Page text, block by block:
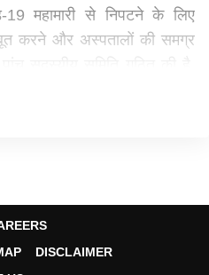
19 महामारी से निपटने के लिए
करने और अस्पतालों की समग्र
के कुलपति डॉ महेश वर्मा,
DISCLAIMER